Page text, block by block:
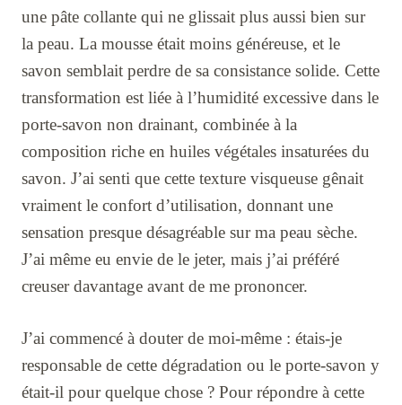
une pâte collante qui ne glissait plus aussi bien sur
la peau. La mousse était moins généreuse, et le
savon semblait perdre de sa consistance solide. Cette
transformation est liée à l’humidité excessive dans le
porte-savon non drainant, combinée à la
composition riche en huiles végétales insaturées du
savon. J’ai senti que cette texture visqueuse gênait
vraiment le confort d’utilisation, donnant une
sensation presque désagréable sur ma peau sèche.
J’ai même eu envie de le jeter, mais j’ai préféré
creuser davantage avant de me prononcer.
J’ai commencé à douter de moi-même : étais-je
responsable de cette dégradation ou le porte-savon y
était-il pour quelque chose ? Pour répondre à cette